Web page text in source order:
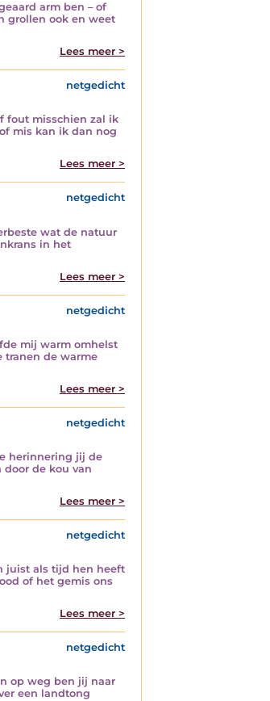
arm ben – of
grollen ook en weet
Lees meer >
netgedicht
fout misschien zal ik
mis kan ik dan nog
Lees meer >
netgedicht
wat de natuur
in het
Lees meer >
netgedicht
mij warm omhelst
tranen de warme
Lees meer >
netgedicht
herinnering jij de
de kou van
Lees meer >
netgedicht
juist als tijd hen heeft
of het gemis ons
Lees meer >
netgedicht
op weg ben jij naar
een landtong